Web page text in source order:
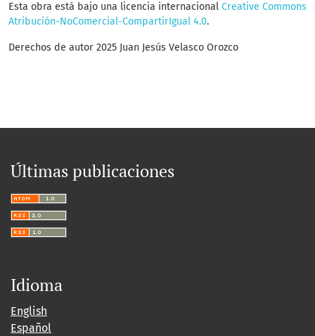
Esta obra está bajo una licencia internacional Creative Commons
Atribución-NoComercial-CompartirIgual 4.0.
Derechos de autor 2025 Juan Jesús Velasco Orozco
Últimas publicaciones
Idioma
English
Español